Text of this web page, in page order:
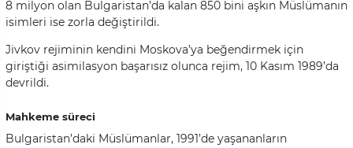
8 milyon olan Bulgaristan’da kalan 850 bini aşkın Müslümanın
isimleri ise zorla değiştirildi.
Jivkov rejiminin kendini Moskova’ya beğendirmek için
giriştiği asimilasyon başarısız olunca rejim, 10 Kasım 1989’da
devrildi.
Mahkeme süreci
Bulgaristan’daki Müslümanlar, 1991’de yaşananların